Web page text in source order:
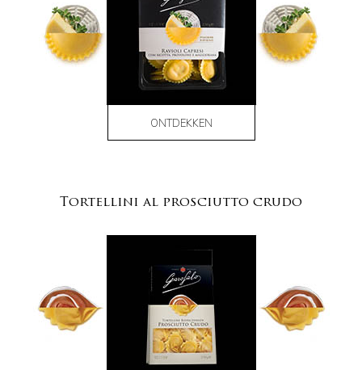
ONTDEKKEN
Tortellini al prosciutto crudo